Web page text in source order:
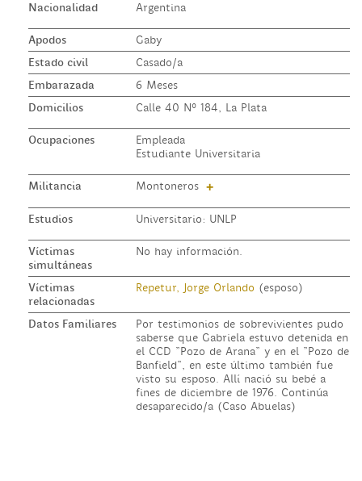
Nacionalidad Argentina
Apodos
Gaby
Estado civil
Casado/a
Embarazada
6 Meses
Domicilios
Calle 40 Nº 184, La Plata
Ocupaciones
Empleada
Estudiante Universitaria
Militancia Montoneros +
Estudios Universitario: UNLP
Víctimas
simultáneas
No hay información.
Víctimas
relacionadas
Repetur, Jorge Orlando (esposo)
Datos Familiares
Por testimonios de sobrevivientes pudo
saberse que Gabriela estuvo detenida en
el CCD "Pozo de Arana" y en el "Pozo de
Banfield", en este último también fue
visto su esposo. Allí nació su bebé a
fines de diciembre de 1976. Continúa
desaparecido/a (Caso Abuelas)